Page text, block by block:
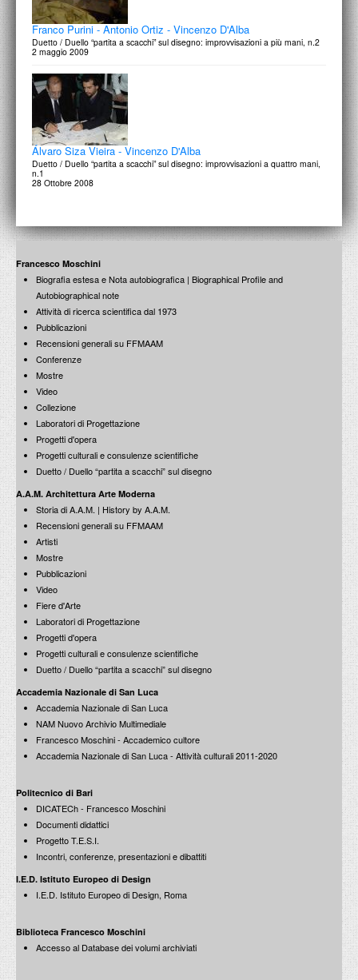
Franco Purini - Antonio Ortiz - Vincenzo D'Alba
Duetto / Duello “partita a scacchi” sul disegno: improvvisazioni a più mani, n.2
2 maggio 2009
Álvaro Siza Vieira - Vincenzo D'Alba
Duetto / Duello “partita a scacchi” sul disegno: improvvisazioni a quattro mani,
n.1
28 Ottobre 2008
Francesco Moschini
Biografia estesa e Nota autobiografica | Biographical Profile and
Autobiographical note
Attività di ricerca scientifica dal 1973
Pubblicazioni
Recensioni generali su FFMAAM
Conferenze
Mostre
Video
Collezione
Laboratori di Progettazione
Progetti d'opera
Progetti culturali e consulenze scientifiche
Duetto / Duello “partita a scacchi” sul disegno
A.A.M. Architettura Arte Moderna
Storia di A.A.M. | History by A.A.M.
Recensioni generali su FFMAAM
Artisti
Mostre
Pubblicazioni
Video
Fiere d'Arte
Laboratori di Progettazione
Progetti d'opera
Progetti culturali e consulenze scientifiche
Duetto / Duello “partita a scacchi” sul disegno
Accademia Nazionale di San Luca
Accademia Nazionale di San Luca
NAM Nuovo Archivio Multimediale
Francesco Moschini - Accademico cultore
Accademia Nazionale di San Luca - Attività culturali 2011-2020
Politecnico di Bari
DICATECh - Francesco Moschini
Documenti didattici
Progetto T.E.S.I.
Incontri, conferenze, presentazioni e dibattiti
I.E.D. Istituto Europeo di Design
I.E.D. Istituto Europeo di Design, Roma
Biblioteca Francesco Moschini
Accesso al Database dei volumi archiviati